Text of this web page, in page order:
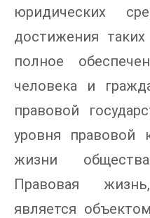
юридических
достижения
полное
человека и
правовой
уровня правовой
жизни
Правовая
является